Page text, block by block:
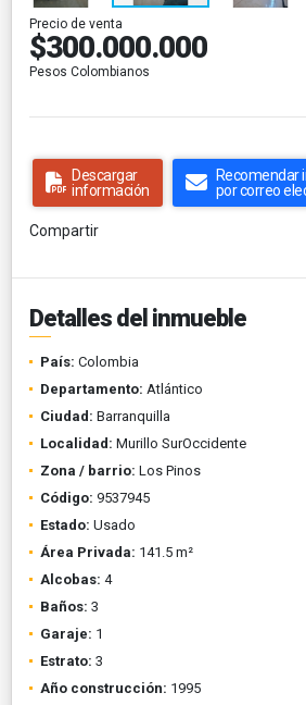
Precio de venta
$300.000.000
Pesos Colombianos
Descargar
información
Recomendar
por correo
Compartir
Detalles del inmueble
País: Colombia
Departamento: Atlántico
Ciudad: Barranquilla
Localidad: Murillo SurOccidente
Zona / barrio: Los Pinos
Código: 9537945
Estado: Usado
Área Privada: 141.5 m²
Alcobas: 4
Baños: 3
Garaje: 1
Estrato: 3
Año construcción: 1995